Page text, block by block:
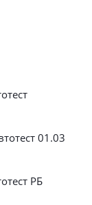
01.03
РБ